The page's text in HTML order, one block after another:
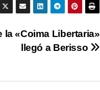
la «Coima Libertaria»
llegó a Berisso